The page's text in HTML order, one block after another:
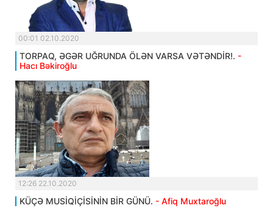
00:01 02.10.2020
TORPAQ, ƏGƏR UĞRUNDA ÖLƏN VARSA VƏTƏNDİR!. -
Hacı Bəkiroğlu
12:26 22.10.2020
KÜÇƏ MUSİQİÇİSİNİN BİR GÜNÜ. - Afiq Muxtaroğlu